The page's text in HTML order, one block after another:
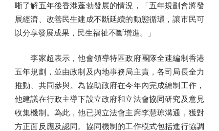
晰了解五年後香港蓬勃發展的情況，「五年規劃會將發
展經濟、改善民生建成不斷延續的動態循環，讓市民可
以分享發展成果，民生福祉不斷增進。」
李家超表示，他會領導特區政府團隊全速編制香港
五年規劃，並由政制及內地事務局主責，各司局長全力
推動、共同參與。為協助政府在今年內完成編制工作，
他建議在行政主導下設立政府和立法會協同研究及意見
收集機制。為此，他已與立法會主席李慧琼溝通，獲對
方正面反應及認同。協同機制的工作模式包括進行協調